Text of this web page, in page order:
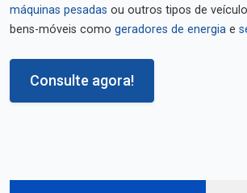
máquinas pesadas ou outros tipos de
bens-móveis como geradores de energia e
Consulte agora!